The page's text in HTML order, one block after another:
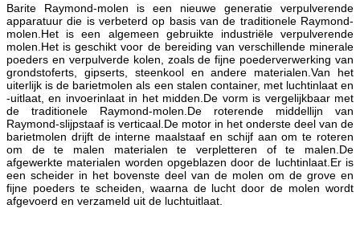
Barite Raymond-molen is een nieuwe generatie verpulverende
apparatuur die is verbeterd op basis van de traditionele Raymond-
molen.Het is een algemeen gebruikte industriële verpulverende
molen.Het is geschikt voor de bereiding van verschillende minerale
poeders en verpulverde kolen, zoals de fijne poederverwerking van
grondstoferts, gipserts, steenkool en andere materialen.Van het
uiterlijk is de barietmolen als een stalen container, met luchtinlaat en
-uitlaat, en invoerinlaat in het midden.De vorm is vergelijkbaar met
de traditionele Raymond-molen.De roterende middellijn van
Raymond-slijpstaaf is verticaal.De motor in het onderste deel van de
barietmolen drijft de interne maalstaaf en schijf aan om te roteren
om de te malen materialen te verpletteren of te malen.De
afgewerkte materialen worden opgeblazen door de luchtinlaat.Er is
een scheider in het bovenste deel van de molen om de grove en
fijne poeders te scheiden, waarna de lucht door de molen wordt
afgevoerd en verzameld uit de luchtuitlaat.